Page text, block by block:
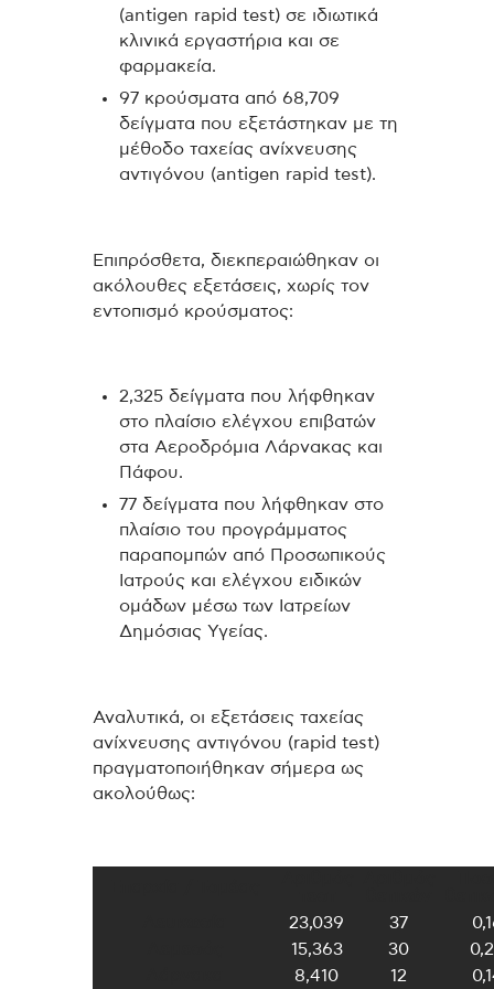
(antigen rapid test) σε ιδιωτικά
κλινικά εργαστήρια και σε
φαρμακεία.
97 κρούσματα από 68,709
δείγματα που εξετάστηκαν με τη
μέθοδο ταχείας ανίχνευσης
αντιγόνου (antigen rapid test).
Επιπρόσθετα, διεκπεραιώθηκαν οι
ακόλουθες εξετάσεις, χωρίς τον
εντοπισμό κρούσματος:
2,325 δείγματα που λήφθηκαν
στο πλαίσιο ελέγχου επιβατών
στα Αεροδρόμια Λάρνακας και
Πάφου.
77 δείγματα που λήφθηκαν στο
πλαίσιο του προγράμματος
παραπομπών από Προσωπικούς
Ιατρούς και ελέγχου ειδικών
ομάδων μέσω των Ιατρείων
Δημόσιας Υγείας.
Αναλυτικά, οι εξετάσεις ταχείας
ανίχνευσης αντιγόνου (rapid test)
πραγματοποιήθηκαν σήμερα ως
ακολούθως:
23,039 37
15,363 30
8,410 12